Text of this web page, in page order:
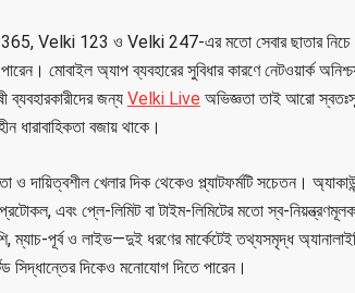
Velki 123 ও Velki 247-এর মতো সেবার ছাতার নিচে এই
মোবাইল অ্যাপ ব্যবহারের সুবিধার কারণে নেটওয়ার্ক
ব্যবহারকারীদের জন্য Velki Live অভিজ্ঞতা তাই আরো
ধারাবাহিকতা বজায় থাকে।
ও দায়িত্বশীল খেলার দিক থেকেও প্ল্যাটফর্মটি সচেতন।
এবং প্লে-লিমিট বা টাইম-লিমিটের মতো স্ব-
ম্যাচ-পূর্ব ও লাইভ—দুই ধরণের মার্কেটেই তথ্যসমৃদ্ধ
সিদ্ধান্তের দিকেও মনোযোগ দিতে পারেন।